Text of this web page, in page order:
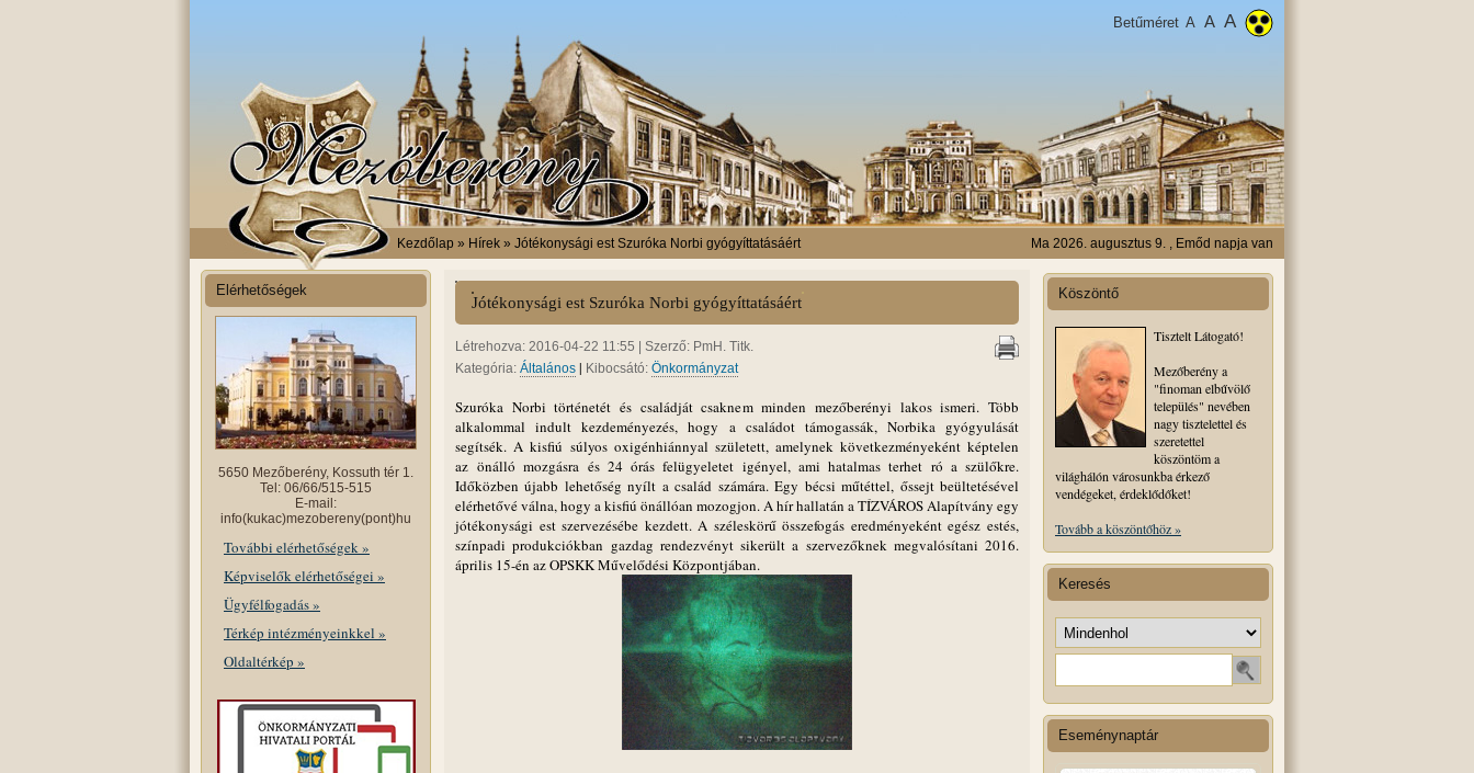
Betűméret A A A
Kezdőlap » Hírek » Jótékonysági est Szuróka Norbi gyógyíttatásáért Ma 2026. augusztus 9. , Emőd napja van
Elérhetőségek
5650 Mezőberény, Kossuth tér 1.
Tel: 06/66/515-515
E-mail:
info(kukac)mezobereny(pont)hu
További elérhetőségek »
Képviselők elérhetőségei »
Ügyfélfogadás »
Térkép intézményeinkkel »
Oldaltérkép »
Jótékonysági est Szuróka Norbi gyógyíttatásáért
Létrehozva: 2016-04-22 11:55 | Szerző: PmH. Titk.
Kategória: Általános | Kibocsátó: Önkormányzat
Szuróka Norbi történetét és családját csaknem minden mezőberényi lakos ismeri. Több
alkalommal indult kezdeményezés, hogy a családot támogassák, Norbika gyógyulását
segítsék. A kisfiú súlyos oxigénhiánnyal született, amelynek következményeként képtelen
az önálló mozgásra és 24 órás felügyeletet igényel, ami hatalmas terhet ró a szülőkre.
Időközben újabb lehetőség nyílt a család számára. Egy bécsi műtéttel, őssejt beültetésével
elérhetővé válna, hogy a kisfiú önállóan mozogjon. A hír hallatán a TÍZVÁROS Alapítvány egy
jótékonysági est szervezésébe kezdett. A széleskörű összefogás eredményeként egész estés,
színpadi produkciókban gazdag rendezvényt sikerült a szervezőknek megvalósítani 2016.
április 15-én az OPSKK Művelődési Központjában.
Köszöntő
Tisztelt Látogató!
Mezőberény a
"finoman elbűvölő
település" nevében
nagy tisztelettel és
szeretettel
köszöntöm a
világhálón városunkba érkező
vendégeket, érdeklődőket!
Tovább a köszöntőhöz »
Keresés
Keresés helye
Eseménynaptár